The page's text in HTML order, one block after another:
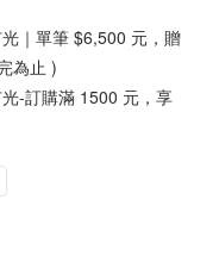
｜單筆 $6,500 元，贈
為止 )
-訂購滿 1500 元，享